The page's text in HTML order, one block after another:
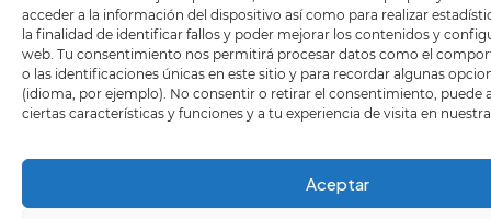
acceder a la información del dispositivo así como para realizar
la finalidad de identificar fallos y poder mejorar los contenidos y
web. Tu consentimiento nos permitirá procesar datos como el
o las identificaciones únicas en este sitio y para recordar algunas
(idioma, por ejemplo). No consentir o retirar el consentimiento, puede
ciertas características y funciones y a tu experiencia de visita en
Aceptar